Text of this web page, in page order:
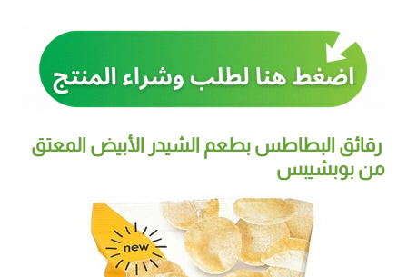
رقائق البطاطس بطعم الشيدر الأبيض المعتق
من بوبشيبس